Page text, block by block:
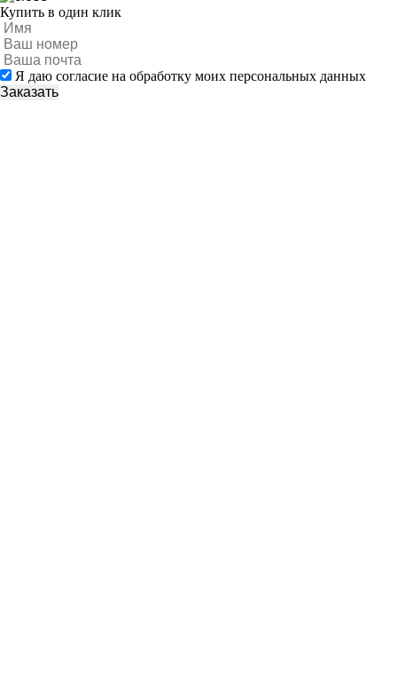
Купить в один клик
Я даю согласие на обработку моих персональных данных